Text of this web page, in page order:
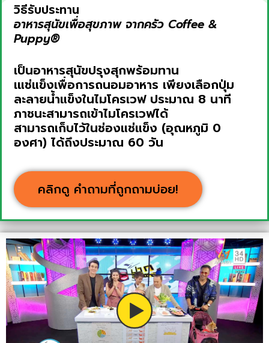
วิธีรับประทาน
อาหารสุนัขเพื่อสุขภาพ จากครัว Coffee &
Puppy®
เป็นอาหารสุนัขปรุงสุกพร้อมทาน
เแช่แข็งเพื่อการถนอมอาหาร เพียงเลือกปุ่ม
ละลายน้ำแข็งในไมโครเวฟ ประมาณ 8 นาที
ภาชนะสามารถเข้าไมโครเวฟได้
สามารถเก็บไว้ในช่องแช่แข็ง (อุณหภูมิ 0
องศา) ได้ถึงประมาณ 60 วัน
คลิกดู คำถามที่ถูกถามบ่อย!